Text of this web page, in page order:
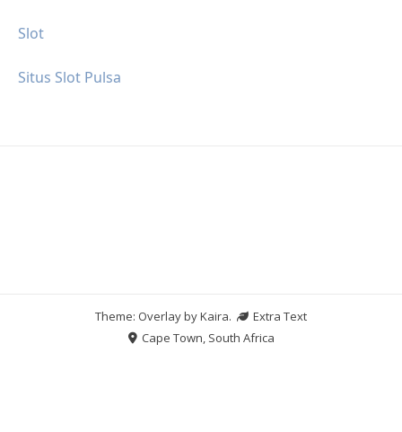
Slot
Situs Slot Pulsa
Theme: Overlay byKaira.
Extra Text
Cape Town, South Africa